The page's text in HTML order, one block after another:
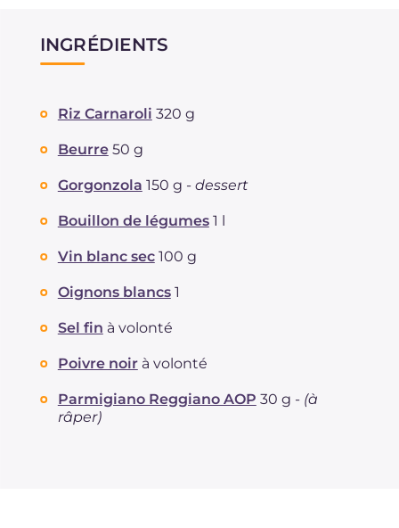
INGRÉDIENTS
Riz Carnaroli 320 g
Beurre 50 g
Gorgonzola 150 g - dessert
Bouillon de légumes 1 l
Vin blanc sec 100 g
Oignons blancs 1
Sel fin à volonté
Poivre noir à volonté
Parmigiano Reggiano AOP 30 g - (à
râper)